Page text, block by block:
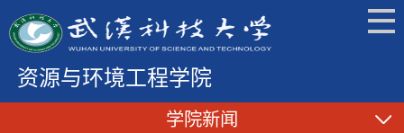
资源与环境工程学院
学院新闻